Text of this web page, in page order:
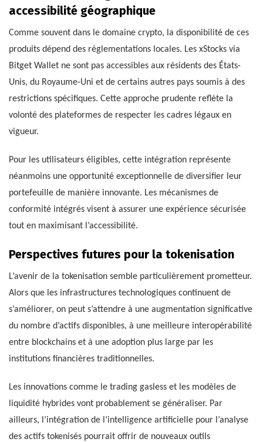
accessibilité géographique
Comme souvent dans le domaine crypto, la disponibilité de ces
produits dépend des réglementations locales. Les xStocks via
Bitget Wallet ne sont pas accessibles aux résidents des États-
Unis, du Royaume-Uni et de certains autres pays soumis à des
restrictions spécifiques. Cette approche prudente reflète la
volonté des plateformes de respecter les cadres légaux en
vigueur.
Pour les utilisateurs éligibles, cette intégration représente
néanmoins une opportunité exceptionnelle de diversifier leur
portefeuille de manière innovante. Les mécanismes de
conformité intégrés visent à assurer une expérience sécurisée
tout en maximisant l’accessibilité.
Perspectives futures pour la tokenisation
L’avenir de la tokenisation semble particulièrement prometteur.
Alors que les infrastructures technologiques continuent de
s’améliorer, on peut s’attendre à une augmentation significative
du nombre d’actifs disponibles, à une meilleure interopérabilité
entre blockchains et à une adoption plus large par les
institutions financières traditionnelles.
Les innovations comme le trading gasless et les modèles de
liquidité hybrides vont probablement se généraliser. Par
ailleurs, l’intégration de l’intelligence artificielle pour l’analyse
des actifs tokenisés pourrait offrir de nouveaux outils